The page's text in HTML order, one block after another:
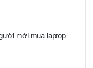
mới mua laptop